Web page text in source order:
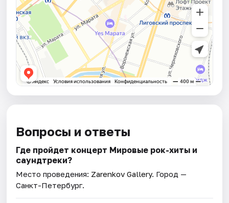
Вопросы и ответы
Где пройдет концерт Мировые рок-хиты и
саундтреки?
Место проведения: Zarenkov Gallery. Город —
Санкт-Петербург.